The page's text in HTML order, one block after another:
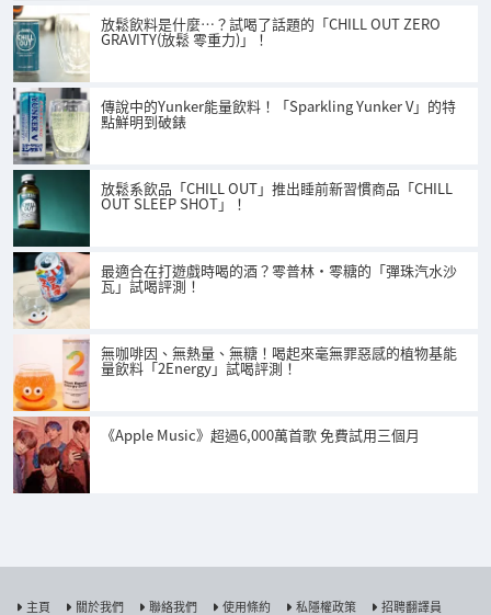
放鬆飲料是什麼…？試喝了話題的「CHILL OUT ZERO
GRAVITY(放鬆 零重力)」！
傳說中的Yunker能量飲料！「Sparkling Yunker V」的特
點鮮明到破錶
放鬆系飲品「CHILL OUT」推出睡前新習慣商品「CHILL
OUT SLEEP SHOT」！
最適合在打遊戲時喝的酒？零普林・零糖的「彈珠汽水沙
瓦」試喝評測！
無咖啡因、無熱量、無糖！喝起來毫無罪惡感的植物基能
量飲料「2Energy」試喝評測！
《Apple Music》超過6,000萬首歌 免費試用三個月
主頁 關於我們 聯絡我們 使用條約 私隱權政策 招聘翻譯員